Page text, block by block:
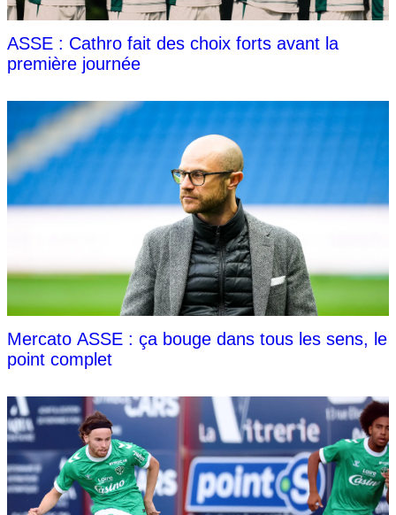
ASSE : Cathro fait des choix forts avant la
première journée
Mercato ASSE : ça bouge dans tous les sens, le
point complet